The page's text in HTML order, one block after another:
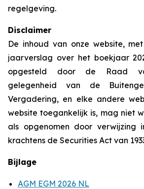
regelgeving.
Disclaimer
De inhoud van onze website,
jaarverslag over het boekjaar
opgesteld door de Raad
gelegenheid van de
Vergadering, en elke andere
website toegankelijk is, mag niet
als opgenomen door verwijzing
krachtens de Securities Act van
Bijlage
AGM EGM 2026 NL